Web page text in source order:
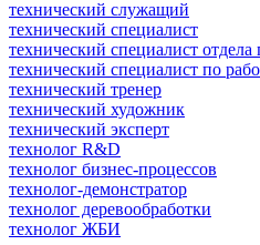
технический служащий
технический специалист
технический специалист отдела
технический специалист по
технический тренер
технический художник
технический эксперт
технолог R&D
технолог бизнес-процессов
технолог-демонстратор
технолог деревообработки
технолог ЖБИ